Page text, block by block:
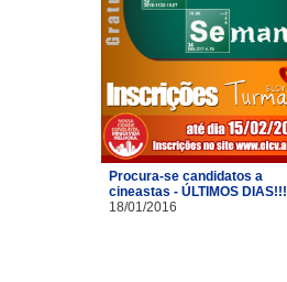
Procura-se candidatos a
cineastas - ÚLTIMOS DIAS!!!
18/01/2016